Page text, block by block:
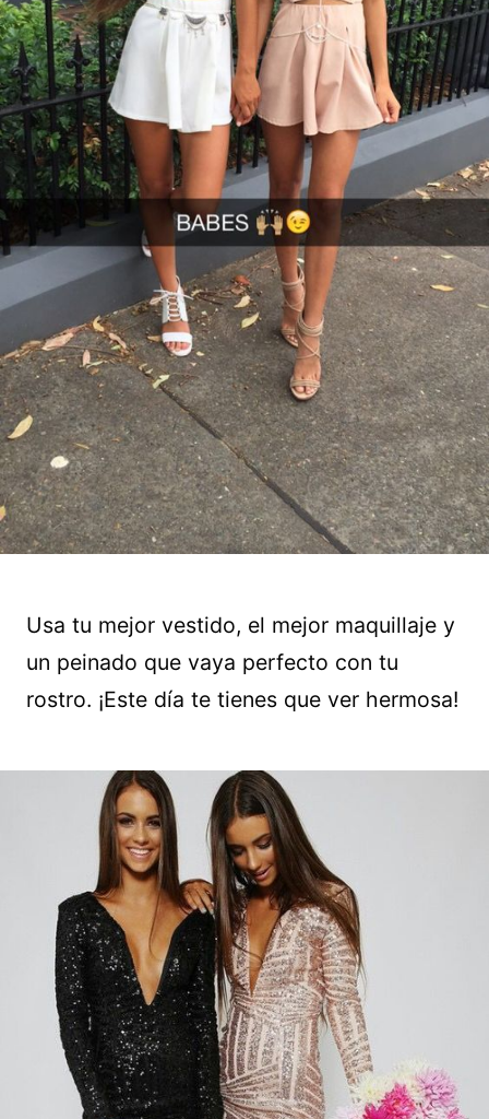
Usa tu mejor vestido, el mejor maquillaje y
un peinado que vaya perfecto con tu
rostro. ¡Este día te tienes que ver hermosa!